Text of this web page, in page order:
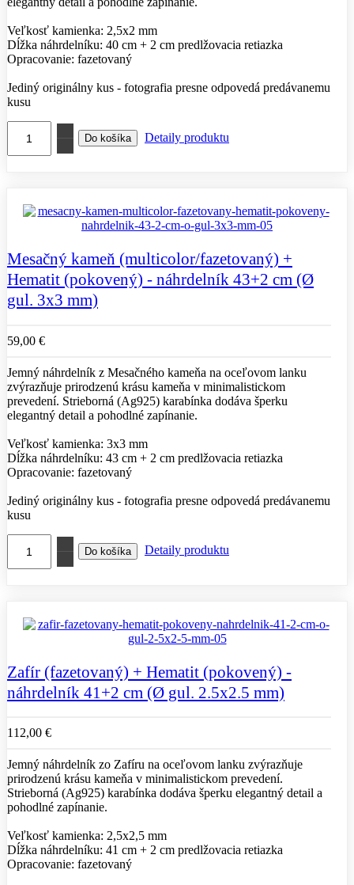
Veľkosť kamienka: 2,5x2 mm
Dĺžka náhrdelníku: 40 cm + 2 cm predlžovacia retiazka
Opracovanie: fazetovaný
Jediný originálny kus - fotografia presne odpovedá predávanemu
kusu
Detaily produktu
Mesačný kameň (multicolor/fazetovaný) +
Hematit (pokovený) - náhrdelník 43+2 cm (Ø
gul. 3x3 mm)
59,00 €
Jemný náhrdelník z Mesačného kameňa na oceľovom lanku
zvýrazňuje prirodzenú krásu kameňa v minimalistickom
prevedení. Strieborná (Ag925) karabínka dodáva šperku
elegantný detail a pohodlné zapínanie.
Veľkosť kamienka: 3x3 mm
Dĺžka náhrdelníku: 43 cm + 2 cm predlžovacia retiazka
Opracovanie: fazetovaný
Jediný originálny kus - fotografia presne odpovedá predávanemu
kusu
Detaily produktu
Zafír (fazetovaný) + Hematit (pokovený) -
náhrdelník 41+2 cm (Ø gul. 2.5x2.5 mm)
112,00 €
Jemný náhrdelník zo Zafíru na oceľovom lanku zvýrazňuje
prirodzenú krásu kameňa v minimalistickom prevedení.
Strieborná (Ag925) karabínka dodáva šperku elegantný detail a
pohodlné zapínanie.
Veľkosť kamienka: 2,5x2,5 mm
Dĺžka náhrdelníku: 41 cm + 2 cm predlžovacia retiazka
Opracovanie: fazetovaný